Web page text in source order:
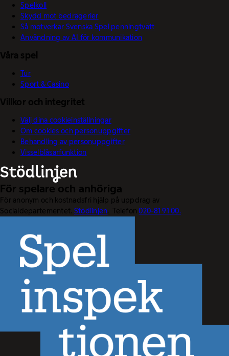
Spelkoll
Skydd mot bedrägerier
Så motverkar Svenska Spel penningtvätt
Användning av AI för kommunikation
Våra spel
Tur
Sport & Casino
Villkor och integritet
Välj dina cookieinställningar
Om cookies och personuppgifter
Behandling av personuppgifter
Visselblåsarfunktion
För spelare och anhöriga
För anonym och kostnadsfri hjälp på uppdrag av
Socialdepartementet. Stödlinjen. Telefon020-81 91 00.